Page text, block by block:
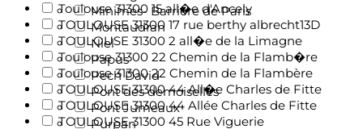
Minimes- Barrière de Paris
Montaudran
Niel
Papus
Pech David
Pont des demoiselles
Pont Jumeaux
Purpan
Toulouse 31300 15 all�e d'Ancely
TOULOUSE 31300 17 rue berthy albrecht13D
TOULOUSE 31300 2 all�e de la Limagne
Toulouse 31300 22 Chemin de la Flamb�re
Toulouse 31300 22 Chemin de la Flambère
TOULOUSE 31300 44 All�e Charles de Fitte
TOULOUSE 31300 44 Allée Charles de Fitte
TOULOUSE 31300 45 Rue Viguerie